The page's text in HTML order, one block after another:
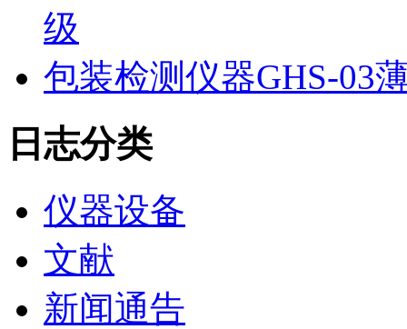
级
包装检测仪器GHS-03
日志分类
仪器设备
文献
新闻通告